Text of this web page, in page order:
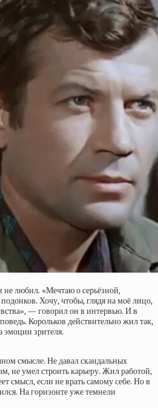
любил. «Мечтаю о серьёзной,
Хочу, чтобы, глядя на моё лицо,
— говорил он в интервью. И в
Корольков действительно жил так,
эмоции зрителя.
смысле. Не давал скандальных
не умел строить карьеру. Жил работой,
смысл, если не врать самому себе. Но в
На горизонте уже темнели